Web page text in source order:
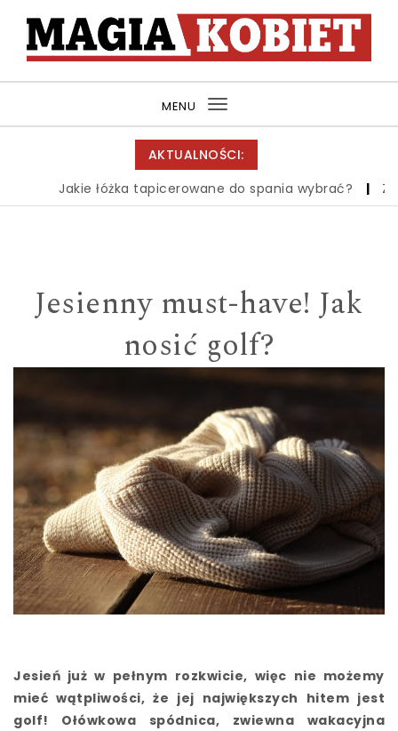
MENU
Toggle
navigation
AKTUALNOŚCI:
Jakie łóżka tapicerowane do spania wybrać? |
Jesienny must-have! Jak
nosić golf?
Jesień już w pełnym rozkwicie, więc nie możemy
mieć wątpliwości, że jej największych hitem jest
golf! Ołówkowa spódnica, zwiewna wakacyjna